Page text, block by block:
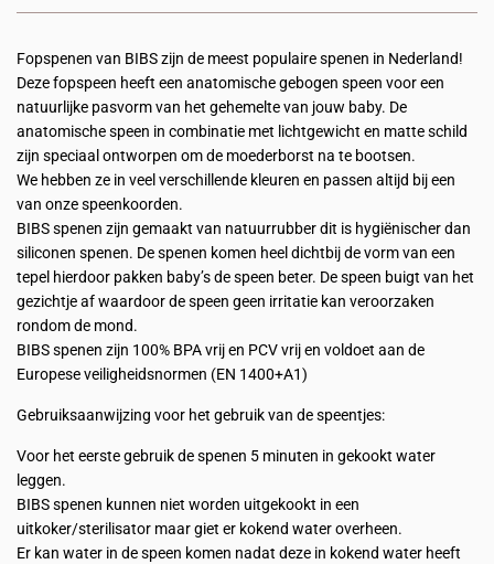
Fopspenen van BIBS zijn de meest populaire spenen in Nederland!
Deze fopspeen heeft een anatomische gebogen speen voor een
natuurlijke pasvorm van het gehemelte van jouw baby. De
anatomische speen in combinatie met lichtgewicht en matte schild
zijn speciaal ontworpen om de moederborst na te bootsen.
We hebben ze in veel verschillende kleuren en passen altijd bij een
van onze speenkoorden.
BIBS spenen zijn gemaakt van natuurrubber dit is hygiënischer dan
siliconen spenen. De spenen komen heel dichtbij de vorm van een
tepel hierdoor pakken baby’s de speen beter. De speen buigt van het
gezichtje af waardoor de speen geen irritatie kan veroorzaken
rondom de mond.
BIBS spenen zijn 100% BPA vrij en PCV vrij en voldoet aan de
Europese veiligheidsnormen (EN 1400+A1)
Gebruiksaanwijzing voor het gebruik van de speentjes:
Voor het eerste gebruik de spenen 5 minuten in gekookt water
leggen.
BIBS spenen kunnen niet worden uitgekookt in een
uitkoker/sterilisator maar giet er kokend water overheen.
Er kan water in de speen komen nadat deze in kokend water heeft